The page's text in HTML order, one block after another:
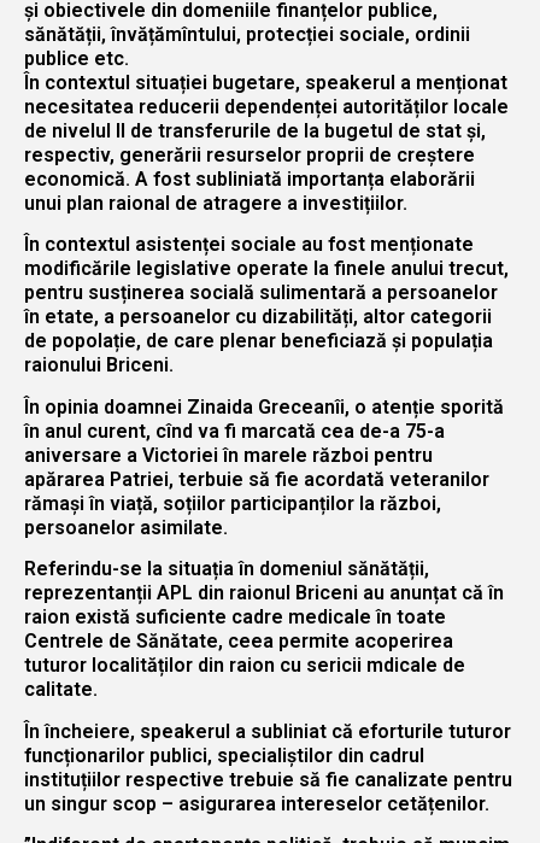
și obiectivele din domeniile finanțelor publice,
sănătății, învățămîntului, protecției sociale, ordinii
publice etc.
În contextul situației bugetare, speakerul a menționat
necesitatea reducerii dependenței autorităților locale
de nivelul II de transferurile de la bugetul de stat și,
respectiv, generării resurselor proprii de creștere
economică. A fost subliniată importanța elaborării
unui plan raional de atragere a investițiilor.
În contextul asistenței sociale au fost menționate
modificările legislative operate la finele anului trecut,
pentru susținerea socială sulimentară a persoanelor
în etate, a persoanelor cu dizabilități, altor categorii
de popolație, de care plenar beneficiază și populația
raionului Briceni.
În opinia doamnei Zinaida Greceanîi, o atenție sporită
în anul curent, cînd va fi marcată cea de-a 75-a
aniversare a Victoriei în marele război pentru
apărarea Patriei, terbuie să fie acordată veteranilor
rămași în viață, soțiilor participanților la război,
persoanelor asimilate.
Referindu-se la situația în domeniul sănătății,
reprezentanții APL din raionul Briceni au anunțat că în
raion există suficiente cadre medicale în toate
Centrele de Sănătate, ceea permite acoperirea
tuturor localităților din raion cu sericii mdicale de
calitate.
În încheiere, speakerul a subliniat că eforturile tuturor
funcționarilor publici, specialiștilor din cadrul
instituțiilor respective trebuie să fie canalizate pentru
un singur scop – asigurarea intereselor cetățenilor.